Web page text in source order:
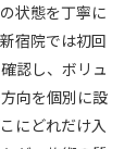
状態を丁寧に
宿院では初回
認し、ボリュ
向を個別に設
にどれだけ入